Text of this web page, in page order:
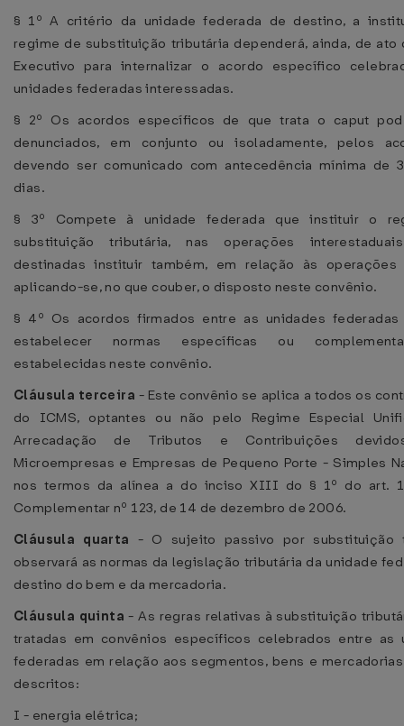
§ 1º A critério da unidade federada de destino, a
regime de substituição tributária dependerá, ainda, de ato
Executivo para internalizar o acordo específico
unidades federadas interessadas.
§ 2º Os acordos específicos de que trata o caput
denunciados, em conjunto ou isoladamente, pelos
devendo ser comunicado com antecedência mínima de
dias.
§ 3º Compete à unidade federada que instituir o
substituição tributária, nas operações
destinadas instituir também, em relação às operações
aplicando-se, no que couber, o disposto neste convênio.
§ 4º Os acordos firmados entre as unidades federadas
estabelecer normas específicas ou
estabelecidas neste convênio.
Cláusula terceira - Este convênio se aplica a todos os
do ICMS, optantes ou não pelo Regime Especial
Arrecadação de Tributos e Contribuições
Microempresas e Empresas de Pequeno Porte - Simples
nos termos da alínea a do inciso XIII do § 1º do art.
Complementar nº 123, de 14 de dezembro de 2006.
Cláusula quarta - O sujeito passivo por substituição
observará as normas da legislação tributária da unidade
destino do bem e da mercadoria.
Cláusula quinta- As regras relativas à substituição
tratadas em convênios específicos celebrados entre as
federadas em relação aos segmentos, bens e
descritos:
I - energia elétrica;